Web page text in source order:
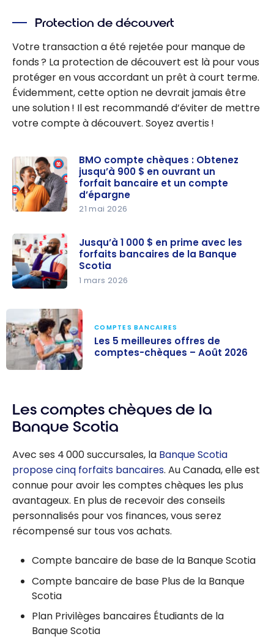
Protection de découvert
Votre transaction a été rejetée pour manque de
fonds ? La protection de découvert est là pour vous
protéger en vous accordant un prêt à court terme.
Évidemment, cette option ne devrait jamais être
une solution ! Il est recommandé d’éviter de mettre
votre compte à découvert. Soyez avertis !
compte
chèques :
Obtenez
jusqu’à
ouvrant un
forfait
bancaire
et un
compte
BMO compte chèques : Obtenez
jusqu’à 900 $ en ouvrant un
forfait bancaire et un compte
d’épargne
21 mai 2026
1 000 $ en
prime avec
les forfaits
bancaires
de la
Scotia
Jusqu’à 1 000 $ en prime avec les
forfaits bancaires de la Banque
Scotia
1 mars 2026
comptes-
chèques – Août
COMPTES BANCAIRES
Les 5 meilleures offres de
comptes-chèques – Août 2026
Les comptes chèques de la
Banque Scotia
Avec ses 4 000 succursales, la Banque Scotia
propose cinq forfaits bancaires. Au Canada, elle est
connue pour avoir les comptes chèques les plus
avantageux. En plus de recevoir des conseils
personnalisés pour vos finances, vous serez
récompensé sur tous vos achats.
Compte bancaire de base de la Banque Scotia
Compte bancaire de base Plus de la Banque
Scotia
Plan Privilèges bancaires Étudiants de la
Banque Scotia